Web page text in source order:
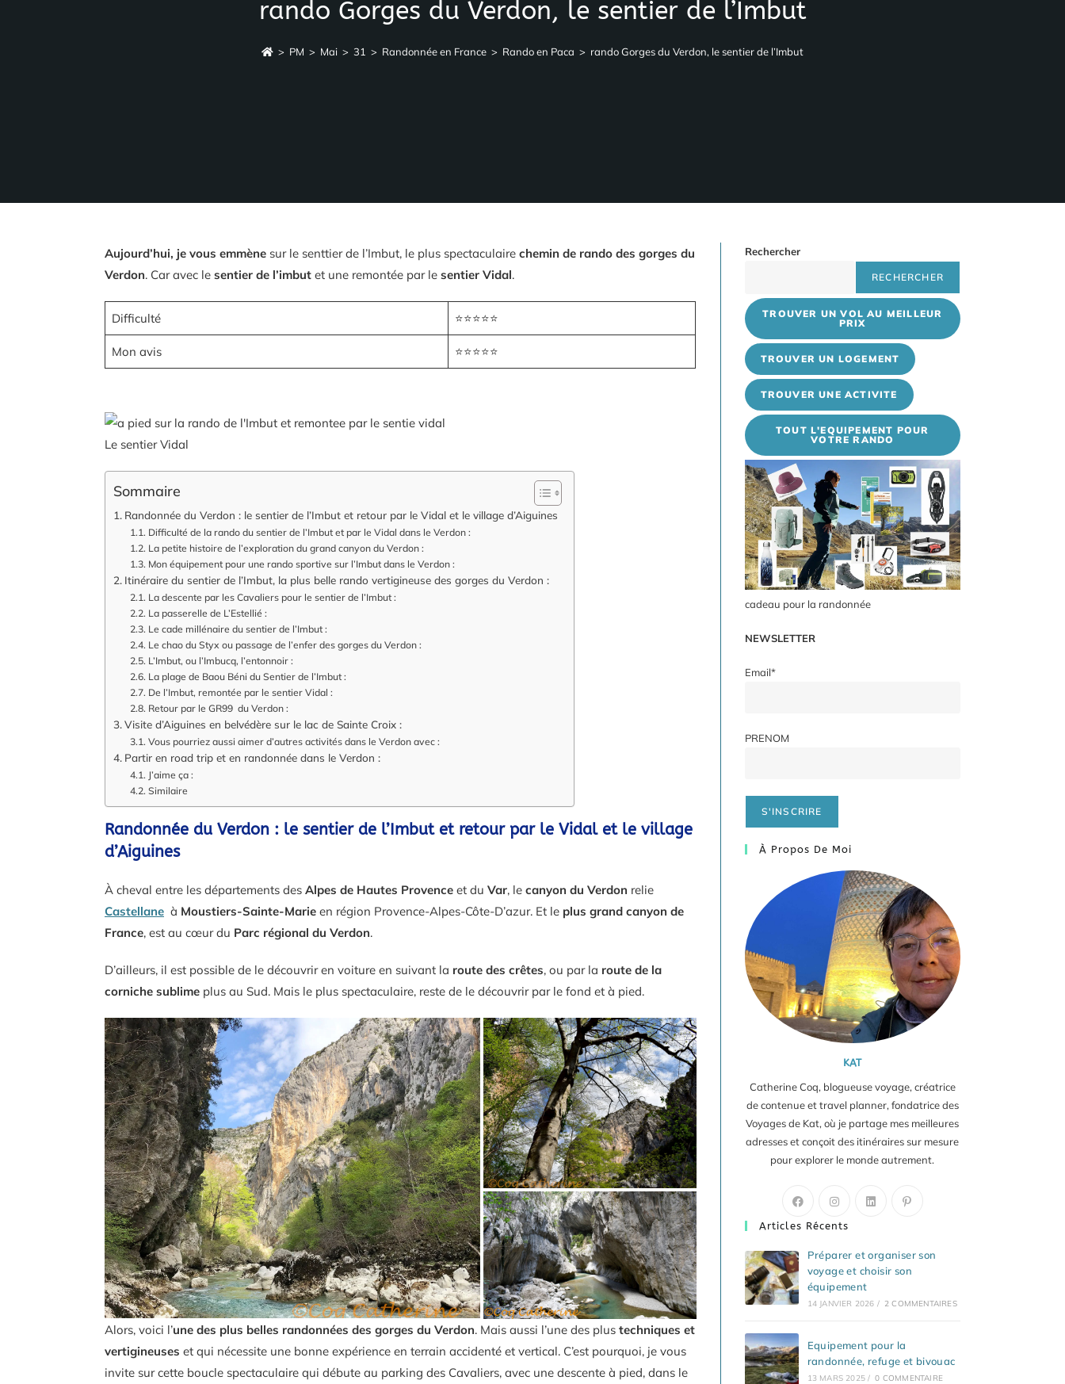
rando Gorges du Verdon, le sentier de l’Imbut
> PM > Mai > 31 > Randonnée en France > Rando en Paca > rando Gorges du Verdon, le sentier de l’Imbut
Aujourd’hui, je vous emmène sur le senttier de l’Imbut, le plus spectaculaire chemin de rando des gorges du
Verdon. Car avec le sentier de l’imbut et une remontée par le sentier Vidal.
Difficulté ⭐⭐⭐⭐⭐
Mon avis ⭐⭐⭐⭐⭐
Le sentier Vidal
Sommaire
Randonnée du Verdon : le sentier de l’Imbut et retour par le Vidal et le village d’Aiguines
Difficulté de la rando du sentier de l’Imbut et par le Vidal dans le Verdon :
La petite histoire de l’exploration du grand canyon du Verdon :
Mon équipement pour une rando sportive sur l’Imbut dans le Verdon :
Itinéraire du sentier de l’Imbut, la plus belle rando vertigineuse des gorges du Verdon :
La descente par les Cavaliers pour le sentier de l’Imbut :
La passerelle de L’Estellié :
Le cade millénaire du sentier de l’Imbut :
Le chao du Styx ou passage de l’enfer des gorges du Verdon :
L’Imbut, ou l’Imbucq, l’entonnoir :
La plage de Baou Béni du Sentier de l’Imbut :
De l’Imbut, remontée par le sentier Vidal :
Retour par le GR99 du Verdon :
Visite d’Aiguines en belvédère sur le lac de Sainte Croix :
Vous pourriez aussi aimer d’autres activités dans le Verdon avec :
Partir en road trip et en randonnée dans le Verdon :
J’aime ça :
Similaire
Randonnée du Verdon : le sentier de l’Imbut et retour par le Vidal et le village
d’Aiguines
À cheval entre les départements des Alpes de Hautes Provence et du Var, le canyon du Verdon relie
Castellane à Moustiers-Sainte-Marie en région Provence-Alpes-Côte-D’azur. Et le plus grand canyon de
France, est au cœur du Parc régional du Verdon.
D’ailleurs, il est possible de le découvrir en voiture en suivant la route des crêtes, ou par la route de la
corniche sublime plus au Sud. Mais le plus spectaculaire, reste de le découvrir par le fond et à pied.
Alors, voici l’une des plus belles randonnées des gorges du Verdon. Mais aussi l’une des plus techniques et
vertigineuses et qui nécessite une bonne expérience en terrain accidenté et vertical. C’est pourquoi, je vous
invite sur cette boucle spectaculaire qui débute au parking des Cavaliers, avec une descente à pied, dans le
Rechercher
RECHERCHER
TROUVER UN VOL AU MEILLEUR
PRIX
TROUVER UN LOGEMENT
TROUVER UNE ACTIVITE
TOUT L'EQUIPEMENT POUR
VOTRE RANDO
cadeau pour la randonnée
NEWSLETTER
Email*
PRENOM
À Propos De Moi
KAT
Catherine Coq, blogueuse voyage, créatrice
de contenue et travel planner, fondatrice des
Voyages de Kat, où je partage mes meilleures
adresses et conçoit des itinéraires sur mesure
pour explorer le monde autrement.
S’ouvre
un
nouvel
onglet
S’ouvre
nouvel
onglet
S’ouvre
nouvel
onglet
nouvel
Articles Récents
Préparer et organiser son
voyage et choisir son
équipement
14 JANVIER 2026 / 2 COMMENTAIRES
Equipement pour la
randonnée, refuge et bivouac
13 MARS 2025 / 0 COMMENTAIRE